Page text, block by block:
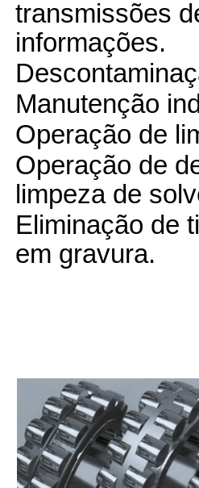
transmissões
informações.
Manutenção
Operação de
Operação de
limpeza de
Eliminação de
em gravura.